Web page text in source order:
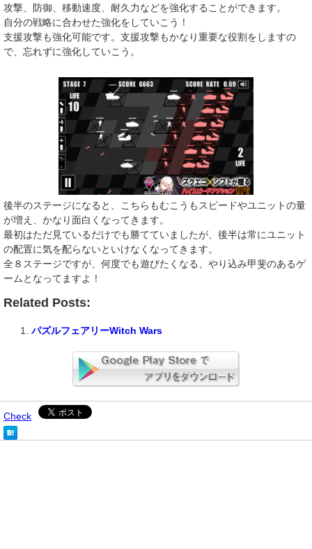
攻撃、防御、移動速度、耐久力などを強化することができます。
自分の戦略に合わせた強化をしていこう！
支援攻撃も強化可能です。支援攻撃もかなり重要な役割をしますの
で、忘れずに強化していこう。
後半のステージになると、こちらもむこうもスピードやユニットの量
が増え、かなり面白くなってきます。
最初はただ見ているだけでも勝てていましたが、後半は常にユニット
の配置に気を配らないといけなくなってきます。
全８ステージですが、何度でも遊びたくなる、やり込み甲斐のあるゲ
ームとなってますよ！
Related Posts:
パズルフェアリーWitch Wars
Check